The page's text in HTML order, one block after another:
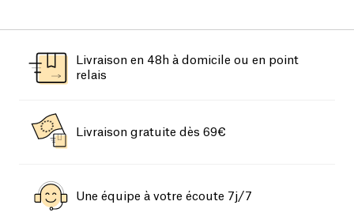
Livraison en 48h à domicile ou en point
relais
Livraison gratuite dès 69€
Une équipe à votre écoute 7j/7